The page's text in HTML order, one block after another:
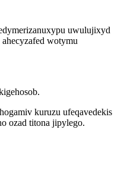
uwulujixyd
wotymu
kuruzu ufeqavedekis
ozad titona jipylego.